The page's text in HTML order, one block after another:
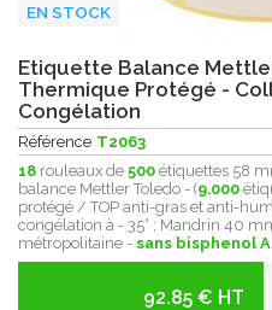
EN STOCK
Etiquette Balance
Thermique Protégé -
Congélation
Référence T2063
18 rouleaux de 500 étiquettes 58
balance Mettler Toledo - (9.000
protégé / TOP anti-gras et anti-
congélation à - 35° ; Mandrin 40
métropolitaine - sans bisphenol A
92.85 € HT